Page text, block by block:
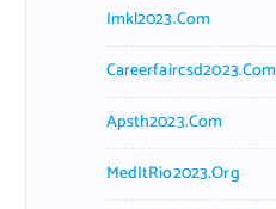
Imkl2023.com
Careerfaircsd2023.com
Apsth2023.com
MedItRio2023.org